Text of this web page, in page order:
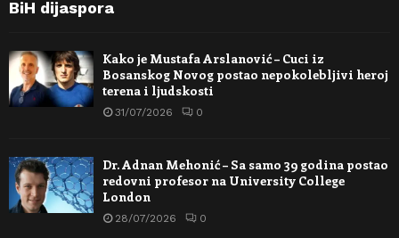
BiH dijaspora
Kako je Mustafa Arslanović – Cuci iz
Bosanskog Novog postao nepokolebljivi heroj
terena i ljudskosti
31/07/2026 0
Dr. Adnan Mehonić – Sa samo 39 godina postao
redovni profesor na University College
London
28/07/2026 0